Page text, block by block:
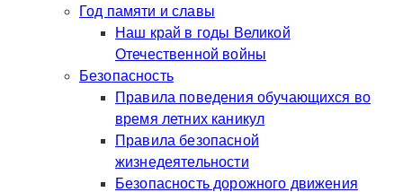
Год памяти и славы
Наш край в годы Великой
Отечественной войны
Безопасность
Правила поведения обучающихся во
время летних каникул
Правила безопасной
жизнедеятельности
Безопасность дорожного движения